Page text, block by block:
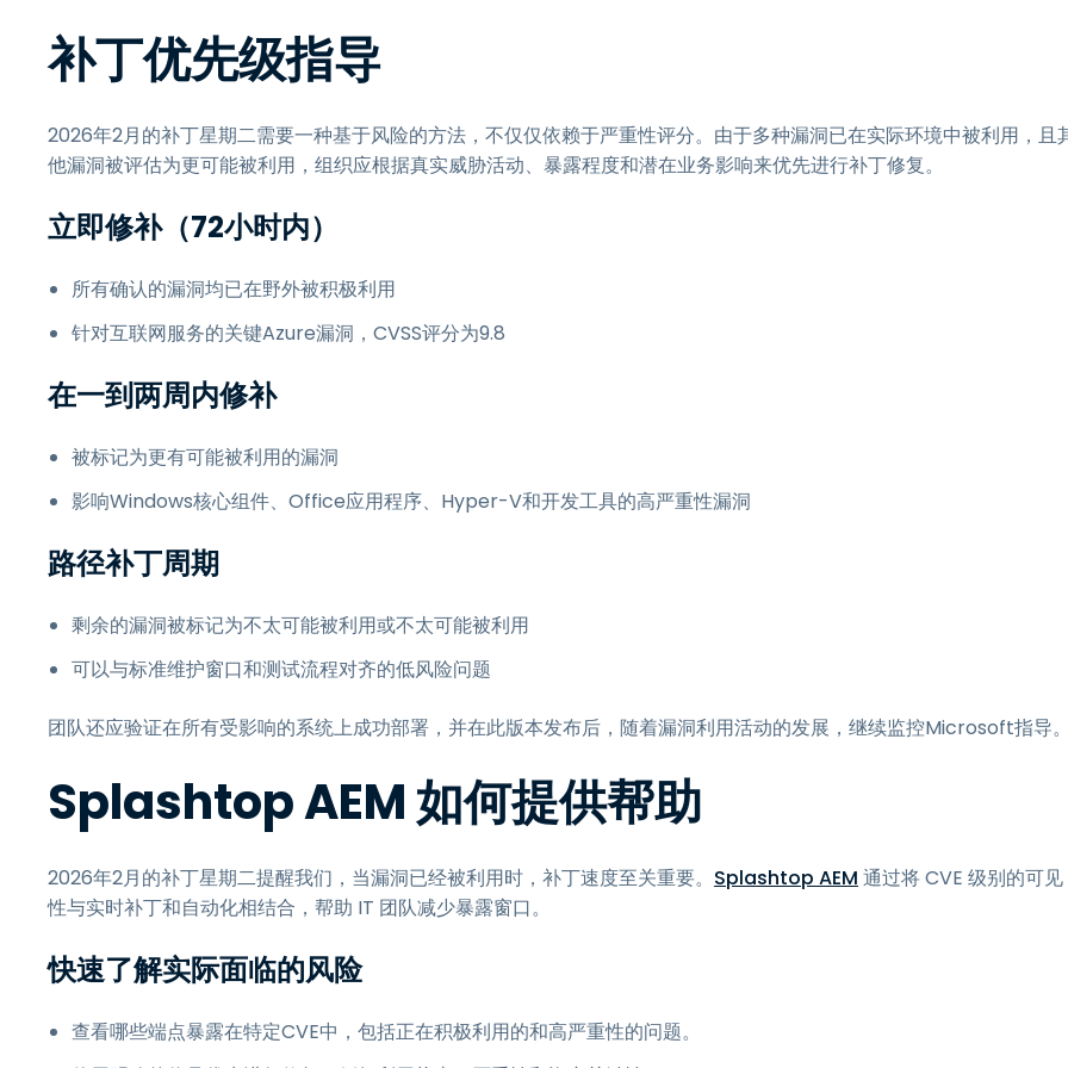
补丁优先级指导
2026年2月的补丁星期二需要一种基于风险的方法，不仅仅依赖于严重性评分。由于多种漏洞已在实际环境中被利用，且
他漏洞被评估为更可能被利用，组织应根据真实威胁活动、暴露程度和潜在业务影响来优先进行补丁修复。
立即修补（72小时内）
所有确认的漏洞均已在野外被积极利用
针对互联网服务的关键Azure漏洞，CVSS评分为9.8
在一到两周内修补
被标记为更有可能被利用的漏洞
影响Windows核心组件、Office应用程序、Hyper-V和开发工具的高严重性漏洞
路径补丁周期
剩余的漏洞被标记为不太可能被利用或不太可能被利用
可以与标准维护窗口和测试流程对齐的低风险问题
团队还应验证在所有受影响的系统上成功部署，并在此版本发布后，随着漏洞利用活动的发展，继续监控Microsoft指导
Splashtop AEM 如何提供帮助
2026年2月的补丁星期二提醒我们，当漏洞已经被利用时，补丁速度至关重要。 Splashtop AEM 通过将 CVE 级别的可见
性与实时补丁和自动化相结合，帮助 IT 团队减少暴露窗口。
快速了解实际面临的风险
查看哪些端点暴露在特定CVE中，包括正在积极利用的和高严重性的问题。